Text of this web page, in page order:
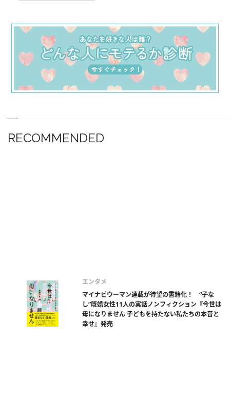
RECOMMENDED
エンタメ
マイナビウーマン連載が待望の書籍化！ “子な
し”既婚女性11人の実話ノンフィクション『今世は
母になりません 子どもを持たない私たちの本音と
幸せ』発売